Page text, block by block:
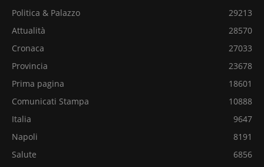
Politica & Palazzo
29213
Attualità
28570
Cronaca
27033
Provincia
23678
Prima pagina
18601
Comunicati Stampa
10888
Italia
9647
Napoli
8191
Salute
6856